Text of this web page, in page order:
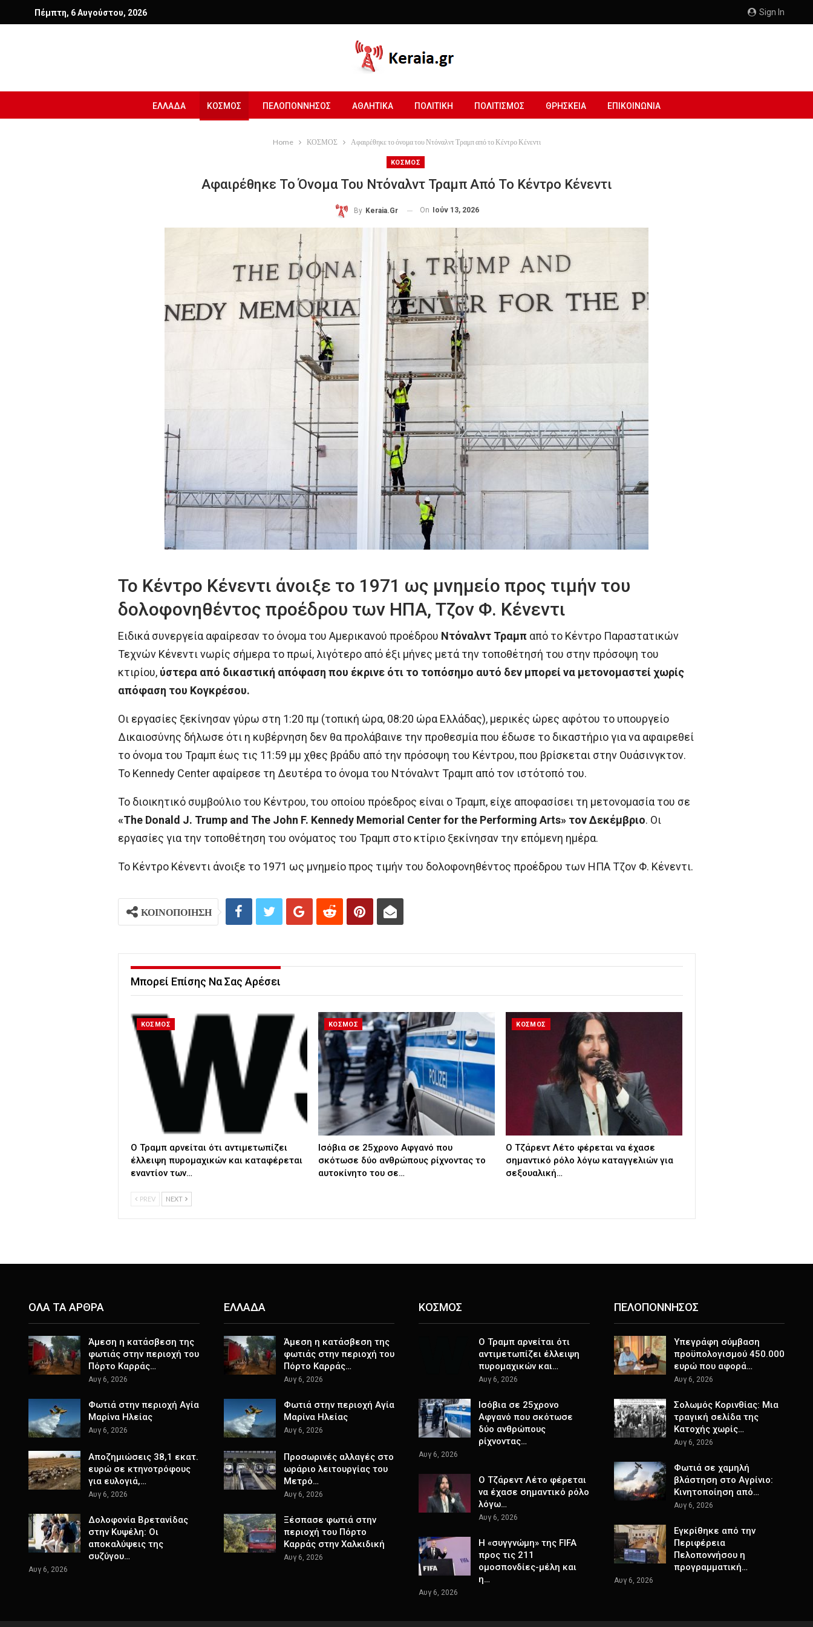
Sign In
Πέμπτη, 6 Αυγούστου, 2026
ΕΛΛΑΔΑ ΚΟΣΜΟΣ ΠΕΛΟΠΟΝΝΗΣΟΣ ΑΘΛΗΤΙΚΑ ΠΟΛΙΤΙΚΗ ΠΟΛΙΤΙΣΜΟΣ ΘΡΗΣΚΕΙΑ ΕΠΙΚΟΙΝΩΝΙΑ
Home ΚΟΣΜΟΣ Αφαιρέθηκε το όνομα του Ντόναλντ Τραμπ από το Κέντρο Κένεντι
ΚΟΣΜΟΣ
Αφαιρέθηκε Το Όνομα Του Ντόναλντ Τραμπ Από Το Κέντρο Κένεντι
By Keraia.gr On Ιούν 13, 2026
Το Κέντρο Κένεντι άνοιξε το 1971 ως μνημείο προς τιμήν του
δολοφονηθέντος προέδρου των ΗΠΑ, Τζον Φ. Κένεντι
Ειδικά συνεργεία αφαίρεσαν το όνομα του Αμερικανού προέδρου Ντόναλντ Τραμπαπό το Κέντρο Παραστατικών
Τεχνών Κένεντι νωρίς σήμερα το πρωί, λιγότερο από έξι μήνες μετά την τοποθέτησή του στην πρόσοψη του
κτιρίου, ύστερα από δικαστική απόφαση που έκρινε ότι το τοπόσημο αυτό δεν μπορεί να μετονομαστεί χωρίς
απόφαση του Κογκρέσου.
Οι εργασίες ξεκίνησαν γύρω στη 1:20 πμ (τοπική ώρα, 08:20 ώρα Ελλάδας), μερικές ώρες αφότου το υπουργείο
Δικαιοσύνης δήλωσε ότι η κυβέρνηση δεν θα προλάβαινε την προθεσμία που έδωσε το δικαστήριο για να αφαιρεθεί
το όνομα του Τραμπ έως τις 11:59 μμ χθες βράδυ από την πρόσοψη του Κέντρου, που βρίσκεται στην Ουάσινγκτον.
Το Kennedy Center αφαίρεσε τη Δευτέρα το όνομα του Ντόναλντ Τραμπ από τον ιστότοπό του.
Το διοικητικό συμβούλιο του Κέντρου, του οποίου πρόεδρος είναι ο Τραμπ, είχε αποφασίσει τη μετονομασία του σε
«The Donald J. Trump and The John F. Kennedy Memorial Center for the Performing Arts» τον Δεκέμβριο. Οι
εργασίες για την τοποθέτηση του ονόματος του Τραμπ στο κτίριο ξεκίνησαν την επόμενη ημέρα.
Το Κέντρο Κένεντι άνοιξε το 1971 ως μνημείο προς τιμήν του δολοφονηθέντος προέδρου των ΗΠΑ Τζον Φ. Κένεντι.
ΚΟΙΝΟΠΟΙΗΣΗ
Μπορεί Επίσης Να Σας Αρέσει
ΚΟΣΜΟΣ
Ο Τραμπ αρνείται ότι αντιμετωπίζει
έλλειψη πυρομαχικών και καταφέρεται
εναντίον των…
ΚΟΣΜΟΣ
Ισόβια σε 25χρονο Αφγανό που
σκότωσε δύο ανθρώπους ρίχνοντας το
αυτοκίνητο του σε…
ΚΟΣΜΟΣ
Ο Τζάρεντ Λέτο φέρεται να έχασε
σημαντικό ρόλο λόγω καταγγελιών για
σεξουαλική…
PREV NEXT
ΟΛΑ ΤΑ ΑΡΘΡΑ
Άμεση η κατάσβεση της
φωτιάς στην περιοχή του
Πόρτο Καρράς…
Αυγ 6, 2026
Φωτιά στην περιοχή Αγία
Μαρίνα Ηλείας
Αυγ 6, 2026
Αποζημιώσεις 38,1 εκατ.
ευρώ σε κτηνοτρόφους
για ευλογιά,…
Αυγ 6, 2026
Δολοφονία Βρετανίδας
στην Κυψέλη: Οι
αποκαλύψεις της
συζύγου…
Αυγ 6, 2026
ΕΛΛΑΔΑ
Άμεση η κατάσβεση της
φωτιάς στην περιοχή του
Πόρτο Καρράς…
Αυγ 6, 2026
Φωτιά στην περιοχή Αγία
Μαρίνα Ηλείας
Αυγ 6, 2026
Προσωρινές αλλαγές στο
ωράριο λειτουργίας του
Μετρό…
Αυγ 6, 2026
Ξέσπασε φωτιά στην
περιοχή του Πόρτο
Καρράς στην Χαλκιδική
Αυγ 6, 2026
ΚΟΣΜΟΣ
Ο Τραμπ αρνείται ότι
αντιμετωπίζει έλλειψη
πυρομαχικών και…
Αυγ 6, 2026
Ισόβια σε 25χρονο
Αφγανό που σκότωσε
δύο ανθρώπους
ρίχνοντας…
Αυγ 6, 2026
Ο Τζάρεντ Λέτο φέρεται
να έχασε σημαντικό ρόλο
λόγω…
Αυγ 6, 2026
Η «συγγνώμη» της FIFA
προς τις 211
ομοσπονδίες-μέλη και
η…
Αυγ 6, 2026
ΠΕΛΟΠΟΝΝΗΣΟΣ
Υπεγράφη σύμβαση
προϋπολογισμού 450.000
ευρώ που αφορά…
Αυγ 6, 2026
Σολωμός Κορινθίας: Μια
τραγική σελίδα της
Κατοχής χωρίς…
Αυγ 6, 2026
Φωτιά σε χαμηλή
βλάστηση στο Αγρίνιο:
Κινητοποίηση από…
Αυγ 6, 2026
Εγκρίθηκε από την
Περιφέρεια
Πελοποννήσου η
προγραμματική…
Αυγ 6, 2026